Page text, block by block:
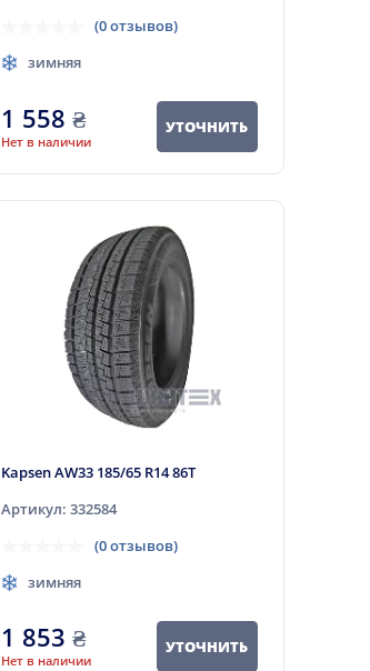
(0 отзывов)
зимняя
1 558 ₴
Нет в наличии
УТОЧНИТЬ
Kapsen AW33 185/65 R14 86T
Артикул: 332584
(0 отзывов)
зимняя
1 853 ₴
Нет в наличии
УТОЧНИТЬ